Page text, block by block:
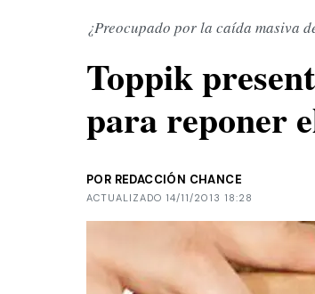
¿Preocupado por la caída masiva
Toppik
para reponer
POR REDACCIÓN CHANCE
ACTUALIZADO 14/11/2013 18:28